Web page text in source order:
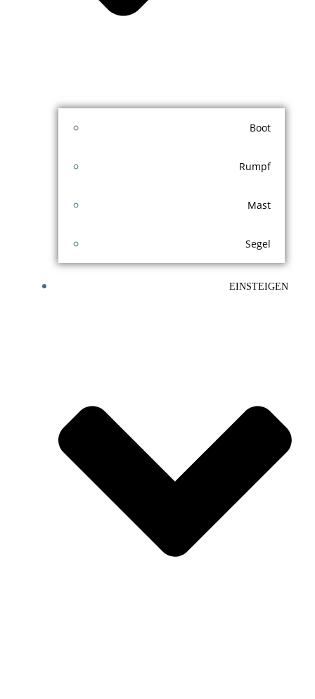
Boot
Rumpf
Mast
Segel
EINSTEIGEN